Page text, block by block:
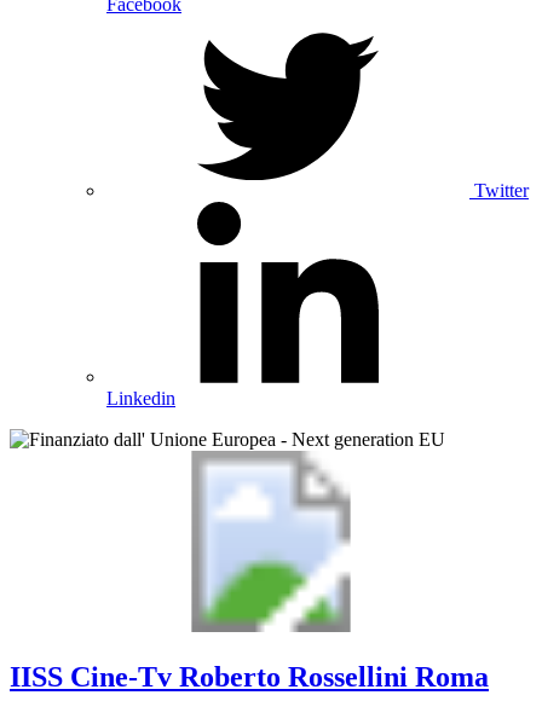
Twitter
Linkedin
IISS Cine-Tv Roberto Rossellini Roma